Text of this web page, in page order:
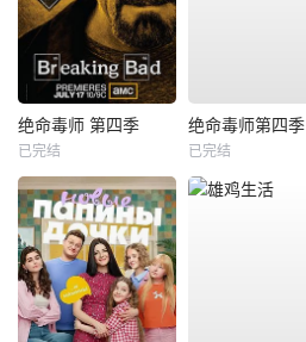
绝命毒师 第四季
已完结
绝命毒师第四季
已完结